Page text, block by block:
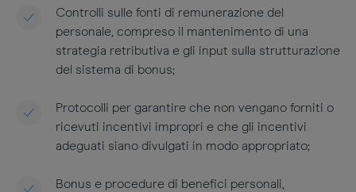
Controlli sulle fonti di remunerazione del
personale, compreso il mantenimento di una
strategia retributiva e gli input sulla strutturazione
del sistema di bonus;
Protocolli per garantire che non vengano forniti o
ricevuti incentivi impropri e che gli incentivi
adeguati siano divulgati in modo appropriato;
Bonus e procedure di benefici personali,